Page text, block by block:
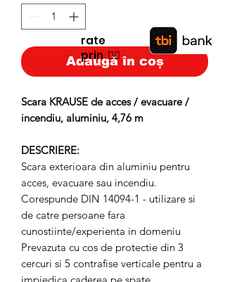
Adaugă în coș
Scara KRAUSE de acces / evacuare /
incendiu, aluminiu, 4,76 m
DESCRIERE:
Scara exterioara din aluminiu pentru
acces, evacuare sau incendiu.
Corespunde DIN 14094-1 - utilizare si
de catre persoane fara
cunostiinte/experienta in domeniu
Prevazuta cu cos de protectie din 3
cercuri si 5 contrafise verticale pentru a
rate
prin👉🏿